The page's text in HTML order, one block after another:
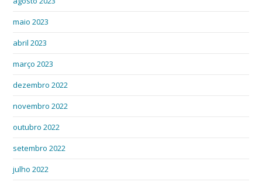
maio 2023
abril 2023
março 2023
dezembro 2022
novembro 2022
outubro 2022
setembro 2022
julho 2022